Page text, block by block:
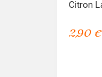
Citron
2,90 €